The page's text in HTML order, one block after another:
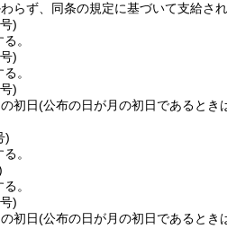
らず、同条の規定に基づいて支給さ
)
。
)
。
)
初日(公布の日が月の初日であるとき
)
。
。
)
初日(公布の日が月の初日であるとき